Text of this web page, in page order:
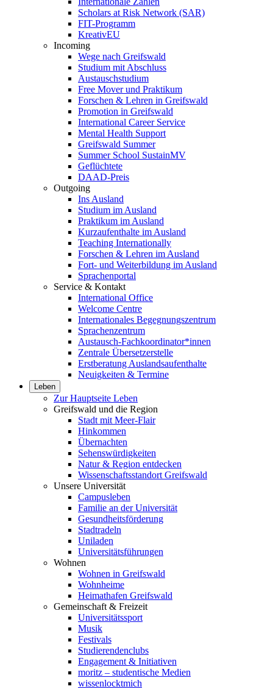
Scholars at Risk Network (SAR)
FIT-Programm
KreativEU
Incoming
Wege nach Greifswald
Studium mit Abschluss
Austauschstudium
Free Mover und Praktikum
Forschen & Lehren in Greifswald
Promotion in Greifswald
International Career Service
Mental Health Support
Greifswald Summer
Summer School SustainMV
Geflüchtete
DAAD-Preis
Outgoing
Ins Ausland
Studium im Ausland
Praktikum im Ausland
Kurzaufenthalte im Ausland
Teaching Internationally
Forschen & Lehren im Ausland
Fort- und Weiterbildung im Ausland
Sprachenportal
Service & Kontakt
International Office
Welcome Centre
Internationales Begegnungszentrum
Sprachenzentrum
Austausch-Fachkoordinator*innen
Zentrale Übersetzerstelle
Erstberatung Auslandsaufenthalte
Neuigkeiten & Termine
Leben
Zur Hauptseite Leben
Greifswald und die Region
Stadt mit Meer-Flair
Hinkommen
Übernachten
Sehenswürdigkeiten
Natur & Region entdecken
Wissenschaftsstandort Greifswald
Unsere Universität
Campusleben
Familie an der Universität
Gesundheitsförderung
Stadtradeln
Uniladen
Universitätsführungen
Wohnen
Wohnen in Greifswald
Wohnheime
Heimathafen Greifswald
Gemeinschaft & Freizeit
Universitätssport
Musik
Festivals
Studierendenclubs
Engagement & Initiativen
moritz – studentische Medien
wissenlocktmich